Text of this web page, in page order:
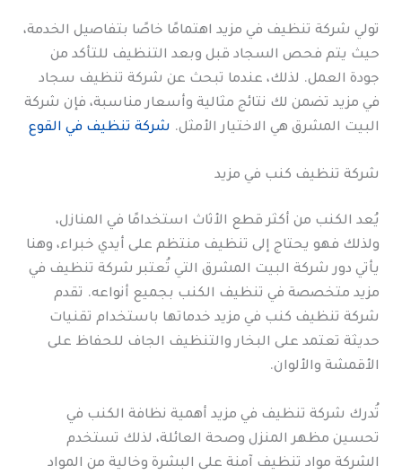
تولي شركة تنظيف في مزيد اهتمامًا خاصًا بتفاصيل الخدمة،
حيث يتم فحص السجاد قبل وبعد التنظيف للتأكد من
جودة العمل. لذلك، عندما تبحث عن شركة تنظيف سجاد
في مزيد تضمن لك نتائج مثالية وأسعار مناسبة، فإن شركة
البيت المشرق هي الاختيار الأمثل. شركة تنظيف في القوع
شركة تنظيف كنب في مزيد
يُعد الكنب من أكثر قطع الأثاث استخدامًا في المنازل،
ولذلك فهو يحتاج إلى تنظيف منتظم على أيدي خبراء، وهنا
يأتي دور شركة البيت المشرق التي تُعتبر شركة تنظيف في
مزيد متخصصة في تنظيف الكنب بجميع أنواعه. تقدم
شركة تنظيف كنب في مزيد خدماتها باستخدام تقنيات
حديثة تعتمد على البخار والتنظيف الجاف للحفاظ على
الأقمشة والألوان.
تُدرك شركة تنظيف في مزيد أهمية نظافة الكنب في
تحسين مظهر المنزل وصحة العائلة، لذلك تستخدم
الشركة مواد تنظيف آمنة على البشرة وخالية من المواد